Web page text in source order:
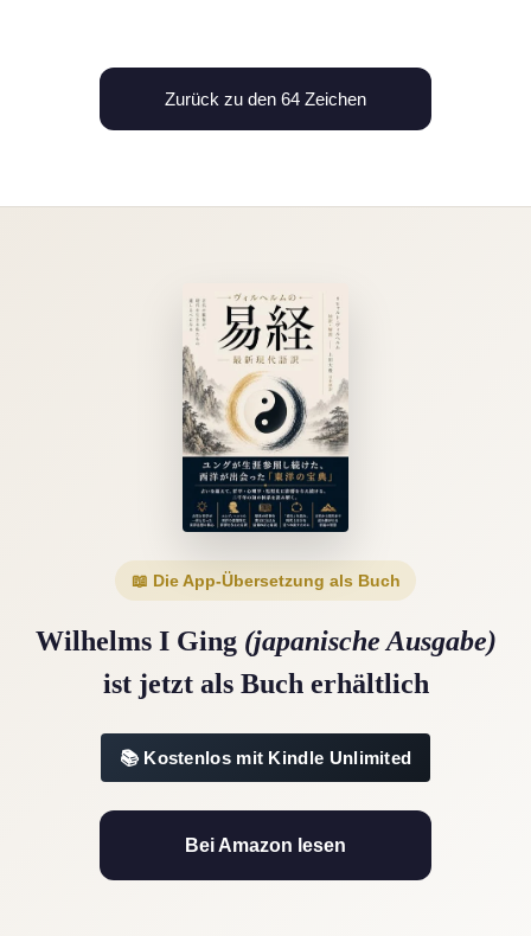
Zurück zu den 64 Zeichen
📖 Die App-Übersetzung als Buch
Wilhelms I Ging (japanische Ausgabe)
ist jetzt als Buch erhältlich
Kostenlos mit Kindle Unlimited
Bei Amazon lesen